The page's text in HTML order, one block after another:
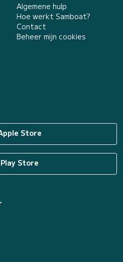
Algemene hulp
Hoe werkt Samboat?
Contact
Beheer mijn cookies
Store
Play Store